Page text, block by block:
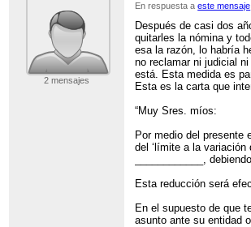
2 mensajes
En respuesta aeste mensaje
Después de casi dos
quitarles la nómina y
esa la razón, lo habría
no reclamar ni judicial
está. Esta medida es
Esta es la carta que
“Muy Sres. míos:
Por medio del presente
del ‘límite a la
____________,
Esta reducción será
En el supuesto de que
asunto ante su entidad